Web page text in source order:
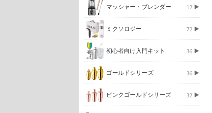
マッシャー・ブレンダー 12
ミクソロジー 72
初心者向け入門キット 36
ゴールドシリーズ 36
ピンクゴールドシリーズ 32